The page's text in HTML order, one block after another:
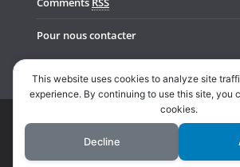
Pour nous contacter
Copyright © 2026Music In Belgium.
ColorMag Pro by ThemeGrill.
This website uses cookies to analyze site
experience. By continuing to use this site, you
cookies.
Decline